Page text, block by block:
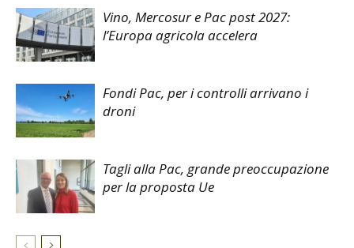
Vino, Mercosur e Pac post 2027:
l’Europa agricola accelera
Fondi Pac, per i controlli arrivano i
droni
Tagli alla Pac, grande preoccupazione
per la proposta Ue